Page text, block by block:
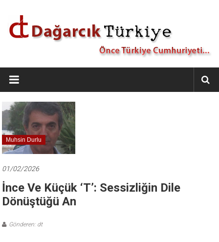
Dağarcık
Türkiye
Önce
Türkiye
Cumhuriyeti…
Muhsin Durlu
01/02/2026
İnce Ve Küçük ‘t’: Sessizliğin Dile
Dönüştüğü An
Gönderen: dt